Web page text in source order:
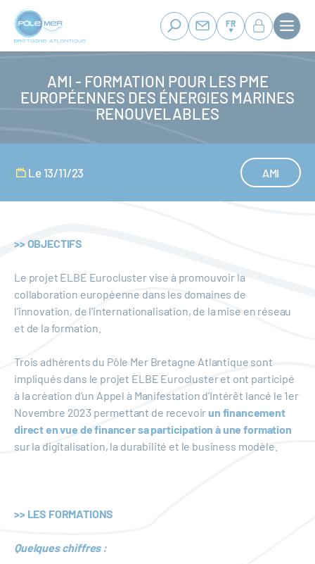
Panneau de gestion des cookies
Aller
contenu
FR
AMI - FORMATION POUR LES PME
EUROPÉENNES DES ÉNERGIES MARINES
RENOUVELABLES
Le 13/11/23 AMI
>> OBJECTIFS
Le projet ELBE Eurocluster vise à promouvoir la
collaboration européenne dans les domaines de
l'innovation, de l'internationalisation, de la mise en réseau
et de la formation.
Trois adhérents du Pôle Mer Bretagne Atlantique sont
impliqués dans le projet ELBE Eurocluster et ont participé
à la création d’un Appel à Manifestation d’Intérêt lancé le 1er
Novembre 2023 permettant de recevoirun financement
direct en vue de financer sa participation à une formation
sur la digitalisation, la durabilité et le business modèle.
>> LES FORMATIONS
Quelques chiffres :